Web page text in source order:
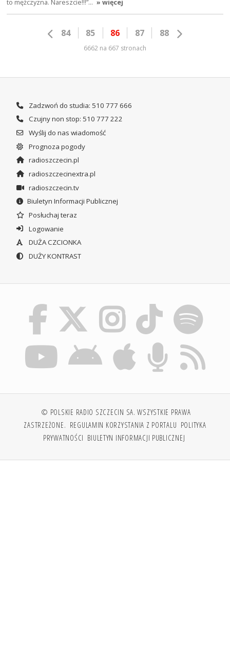
to mężczyzna. Nareszcie!!!”… » więcej
84 85 86 87 88
6662 na 667 stronach
Zadzwoń do studia: 510 777 666
Czujny non stop: 510 777 222
Wyślij do nas wiadomość
Prognoza pogody
radioszczecin.pl
radioszczecinextra.pl
radioszczecin.tv
Biuletyn Informacji Publicznej
Posłuchaj teraz
Logowanie
DUŻA CZCIONKA
DUŻY KONTRAST
© POLSKIE RADIO SZCZECIN SA. WSZYSTKIE PRAWA
ZASTRZEŻONE. REGULAMIN KORZYSTANIA Z PORTALU POLITYKA
PRYWATNOŚCI BIULETYN INFORMACJI PUBLICZNEJ